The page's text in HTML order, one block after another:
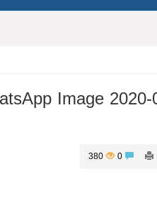
Image
0
380